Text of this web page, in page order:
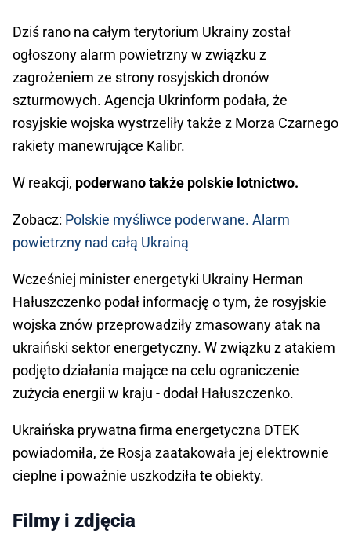
Dziś rano na całym terytorium Ukrainy został
ogłoszony alarm powietrzny w związku z
zagrożeniem ze strony rosyjskich dronów
szturmowych. Agencja Ukrinform podała, że
rosyjskie wojska wystrzeliły także z Morza Czarnego
rakiety manewrujące Kalibr.
W reakcji, poderwano także polskie lotnictwo.
Zobacz: Polskie myśliwce poderwane. Alarm
powietrzny nad całą Ukrainą
Wcześniej minister energetyki Ukrainy Herman
Hałuszczenko podał informację o tym, że rosyjskie
wojska znów przeprowadziły zmasowany atak na
ukraiński sektor energetyczny. W związku z atakiem
podjęto działania mające na celu ograniczenie
zużycia energii w kraju - dodał Hałuszczenko.
Ukraińska prywatna firma energetyczna DTEK
powiadomiła, że Rosja zaatakowała jej elektrownie
cieplne i poważnie uszkodziła te obiekty.
Filmy i zdjęcia